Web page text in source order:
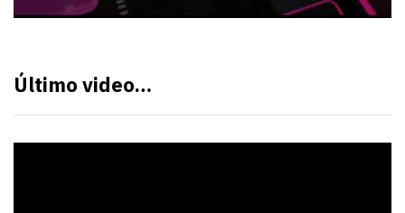
Último video…